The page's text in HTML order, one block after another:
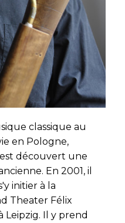
classique au
en Pologne,
découvert une
En 2001, il
initier à la
Theater Félix
Leipzig. Il y prend